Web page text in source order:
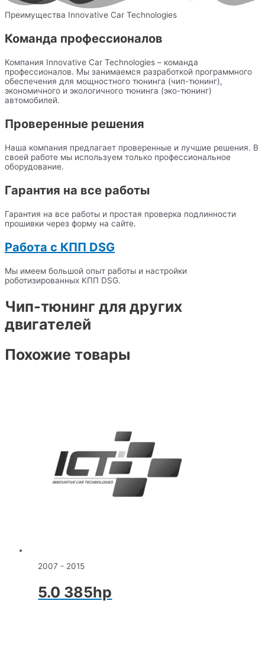
Преимущества Innovative Car Technologies
Команда профессионалов
Компания Innovative Car Technologies – команда
профессионалов. Мы занимаемся разработкой программного
обеспечения для мощностного тюнинга (чип-тюнинг),
экономичного и экологичного тюнинга (эко-тюнинг)
автомобилей.
Проверенные решения
Наша компания предлагает проверенные и лучшие решения. В
своей работе мы используем только профессиональное
оборудование.
Гарантия на все работы
Гарантия на все работы и простая проверка подлинности
прошивки через форму на сайте.
Работа с КПП DSG
Мы имеем большой опыт работы и настройки
роботизированных КПП DSG.
Чип-тюнинг для других
двигателей
Похожие товары
2007 - 2015
5.0 385hp